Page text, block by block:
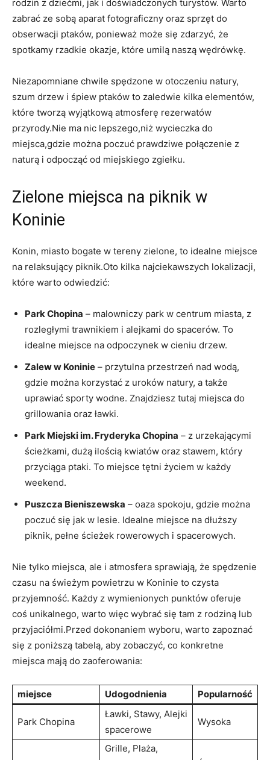
rodzin z dziećmi, jak i doświadczonych ‍turystów. Warto
zabrać ze⁢ sobą aparat fotograficzny oraz sprzęt do
obserwacji ptaków, ponieważ może się zdarzyć, że⁢
spotkamy ‌rzadkie ⁢okazje, które ⁤umilą naszą wędrówkę.
Niezapomniane chwile spędzone w otoczeniu⁢ natury,
szum drzew i śpiew ptaków to zaledwie kilka ​elementów,
które tworzą wyjątkową ⁣atmosferę rezerwatów
przyrody.Nie ma⁣ nic lepszego,niż wycieczka do
miejsca,gdzie można ⁤poczuć prawdziwe połączenie‍ z
naturą ​i odpocząć⁢ od miejskiego zgiełku.
Zielone miejsca na piknik w
Koninie
Konin, miasto bogate w ⁣tereny zielone, to​ idealne miejsce
na relaksujący piknik.Oto kilka⁣ najciekawszych lokalizacji,
które warto ⁣odwiedzić:
Park Chopina – malowniczy park⁣ w centrum miasta, z
rozległymi trawnikiem i​ alejkami do spacerów. ⁤To
idealne miejsce na⁣ odpoczynek w cieniu drzew.
Zalew w Koninie – ‌przytulna przestrzeń‌ nad wodą,
gdzie można korzystać z uroków natury, a także
uprawiać sporty wodne. Znajdziesz tutaj miejsca do
grillowania oraz ławki.
Park Miejski im. Fryderyka Chopina – z urzekającymi
ścieżkami, dużą ilością kwiatów oraz stawem, który
przyciąga ptaki. To miejsce tętni życiem w każdy
weekend.
Puszcza Bieniszewska – oaza spokoju, gdzie można
poczuć się jak w lesie. ⁢Idealne miejsce na dłuższy
piknik,‍ pełne ​ścieżek rowerowych i spacerowych.
Nie tylko miejsca,‌ ale i atmosfera sprawiają, ‍że spędzenie
czasu na⁤ świeżym powietrzu w​ Koninie to czysta
przyjemność. Każdy z wymienionych punktów oferuje
coś ⁣unikalnego, ​warto ‍więc wybrać się⁢ tam z ‍rodziną‌ lub
przyjaciółmi.Przed dokonaniem wyboru, warto⁣ zapoznać
‍się z poniższą tabelą, aby⁢ zobaczyć, co ‌konkretne
miejsca mają ‌do zaoferowania:
miejsce Udogodnienia Popularność
Park Chopina
Ławki, Stawy, Alejki
⁤spacerowe
Wysoka
Grille, Plaża,